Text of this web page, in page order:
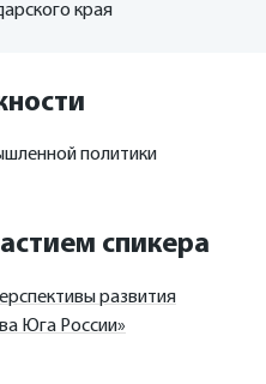
края
политики
спикера
развития
Юга России»